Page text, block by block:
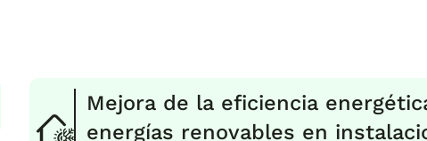
Mejora de la eficiencia
energías renovables en